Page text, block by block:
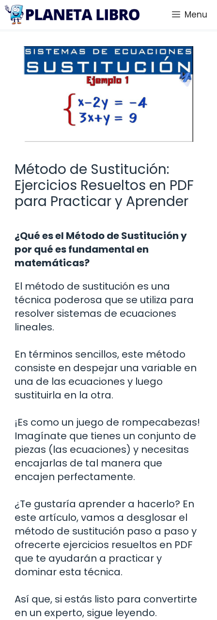
Saltar
Menu
Método de Sustitución:
Ejercicios Resueltos en PDF
para Practicar y Aprender
¿Qué es el Método de Sustitución y
por qué es fundamental en
matemáticas?
El método de sustitución es una
técnica poderosa que se utiliza para
resolver sistemas de ecuaciones
lineales.
En términos sencillos, este método
consiste en despejar una variable en
una de las ecuaciones y luego
sustituirla en la otra.
¡Es como un juego de rompecabezas!
Imagínate que tienes un conjunto de
piezas (las ecuaciones) y necesitas
encajarlas de tal manera que
encajen perfectamente.
¿Te gustaría aprender a hacerlo? En
este artículo, vamos a desglosar el
método de sustitución paso a paso y
ofrecerte ejercicios resueltos en PDF
que te ayudarán a practicar y
dominar esta técnica.
Así que, si estás listo para convertirte
en un experto, sigue leyendo.